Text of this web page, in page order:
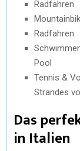
Radfahren
Radfahren
Pool
Tennis &
Strandes
Das
in Italien